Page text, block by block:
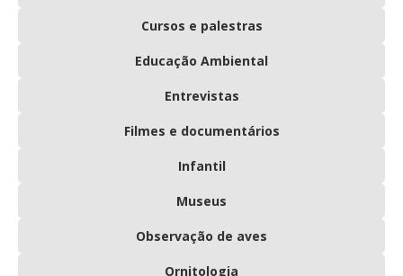
Cursos e palestras
Educação Ambiental
Entrevistas
Filmes e documentários
Infantil
Museus
Observação de aves
Ornitologia